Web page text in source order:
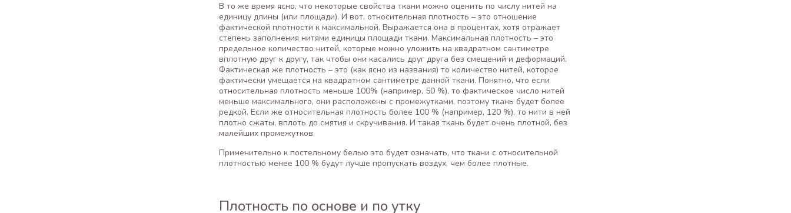
В то же время ясно, что некоторые свойства ткани можно оценить по числу нитей на
единицу длины (или площади). И вот, относительная плотность – это отношение
фактической плотности к максимальной. Выражается она в процентах, хотя отражает
степень заполнения нитями единицы площади ткани. Максимальная плотность – это
предельное количество нитей, которые можно уложить на квадратном сантиметре
вплотную друг к другу, так чтобы они касались друг друга без смещений и деформаций.
Фактическая же плотность – это (как ясно из названия) то количество нитей, которое
фактически умещается на квадратном сантиметре данной ткани. Понятно, что если
относительная плотность меньше 100% (например, 50 %), то фактическое число нитей
меньше максимального, они расположены с промежутками, поэтому ткань будет более
редкой. Если же относительная плотность более 100 % (например, 120 %), то нити в ней
плотно сжаты, вплоть до смятия и скручивания. И такая ткань будет очень плотной, без
малейших промежутков.
Применительно к постельному белью это будет означать, что ткани с относительной
плотностью менее 100 % будут лучше пропускать воздух, чем более плотные.
Плотность по основе и по утку